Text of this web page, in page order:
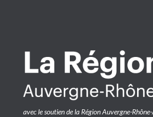
avec le soutien de la Région Auvergne-